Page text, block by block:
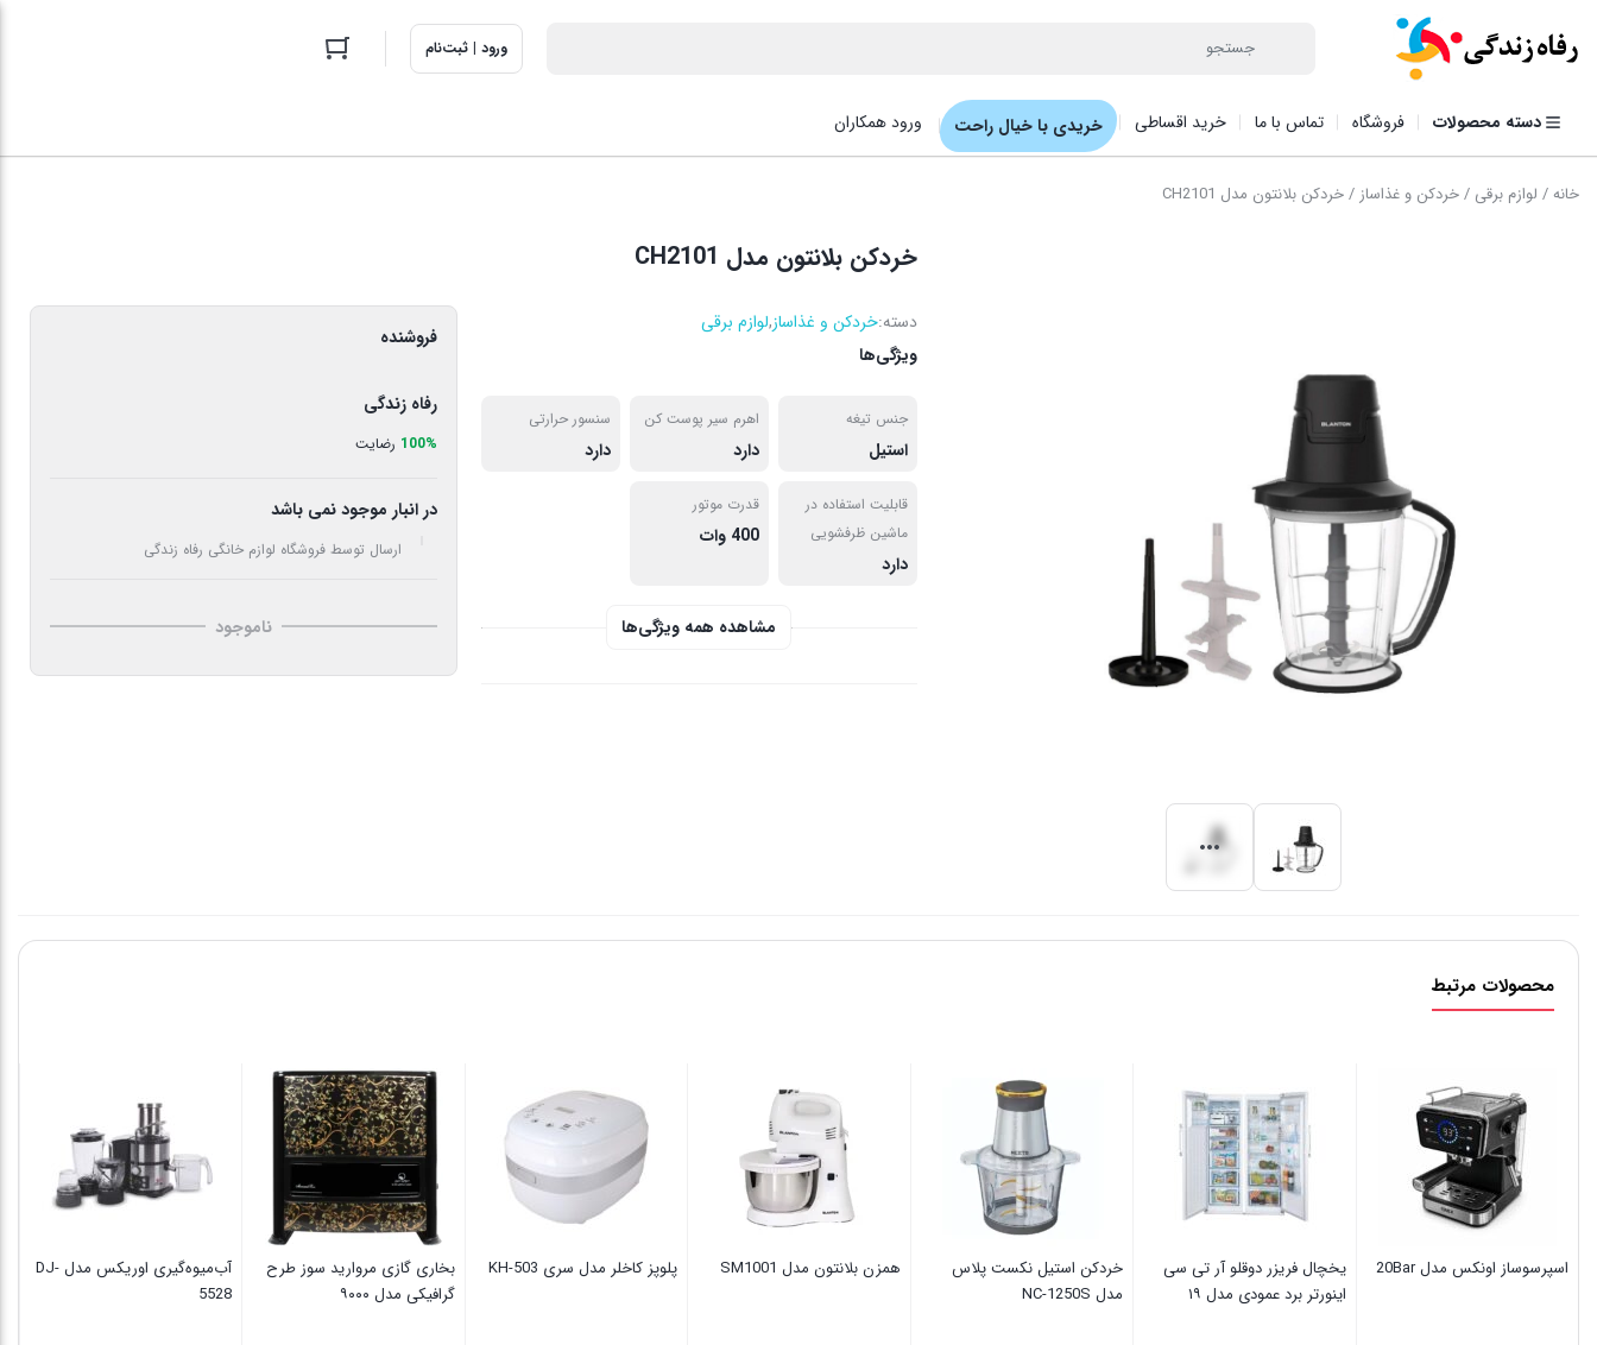
ورود | ثبت‌نام
دسته محصولات فروشگاه تماس با ما خرید اقساطی خریدی با خیال راحت ورود همکاران
خانه/ لوازم برقی /خردکن و غذاساز / خردکن بلانتون مدل CH2101
خردکن بلانتون مدل CH2101
دسته:خردکن و غذاساز,لوازم برقی
ویژگی‌ها
جنس تیغه
استیل
اهرم سیر پوست کن
دارد
سنسور حرارتی
دارد
قابلیت استفاده در
ماشین ظرفشویی
دارد
قدرت موتور
400 وات
مشاهده همه ویژگی‌ها
فروشنده
رفاه زندگی
100% رضایت
در انبار موجود نمی باشد
ارسال توسط فروشگاه لوازم خانگی رفاه زندگی
ناموجود
محصولات مرتبط
اسپرسوساز اونکس مدل 20Bar
یخچال فریزر دوقلو آر تی سی
اینورتر برد عمودی مدل ۱۹
خردکن استیل نکست پلاس
مدل NC-1250S
ھمزن بلانتون مدل SM1001 پلوپز کاخلر مدل سری KH-503
بخاری گازی مروارید سوز طرح
گرافیکی مدل ۹۰۰۰
آب‌میوه‌گیری اوریکس مدل DJ-
5528